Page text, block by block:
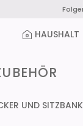
HAUSHALT
UND SITZBANK